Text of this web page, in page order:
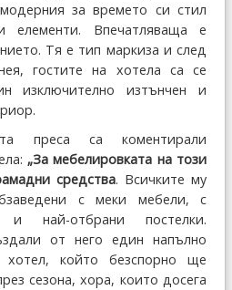
за времето си стил
елементи. Впечатляваща е
Тя е тип маркиза и след
гостите на хотела са се
изключително изтънчен и
преса са коментирали
„За мебелировката на този
средства. Всичките му
с меки мебели, с
и най-отбрани постелки.
от него един напълно
хотел, който безспорно ще
сезона, хора, които досега